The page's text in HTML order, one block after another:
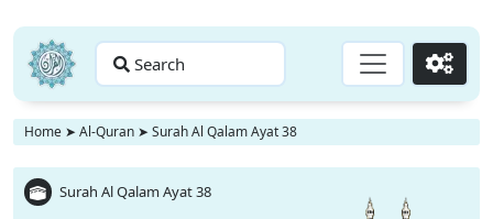
Search Go
Home ➤ Al-Quran ➤ Surah Al Qalam Ayat 38
Surah Al Qalam Ayat 38